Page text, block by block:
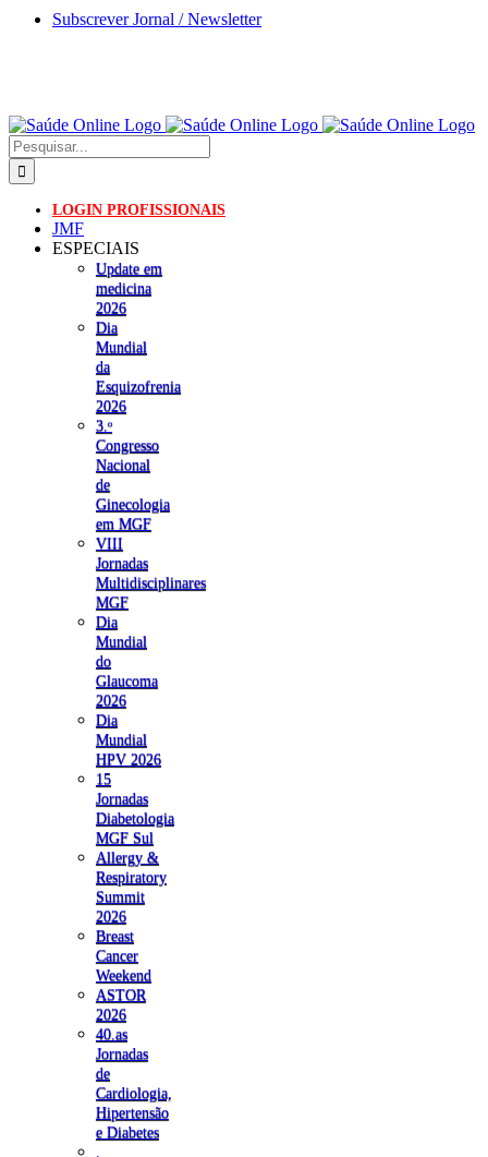
Skip
Subscrever Jornal / Newsletter
Pesquisar
LOGIN PROFISSIONAIS
JMF
ESPECIAIS
Update em
medicina
2026
Dia
Mundial
da
Esquizofrenia
2026
3.ᵒ
Congresso
Nacional
de
Ginecologia
em MGF
VIII
Jornadas
Multidisciplinares
MGF
Dia
Mundial
do
Glaucoma
2026
Dia
Mundial
HPV 2026
15
Jornadas
Diabetologia
MGF Sul
Allergy &
Respiratory
Summit
2026
Breast
Cancer
Weekend
ASTOR
2026
40.as
Jornadas
de
Cardiologia,
Hipertensão
e Diabetes